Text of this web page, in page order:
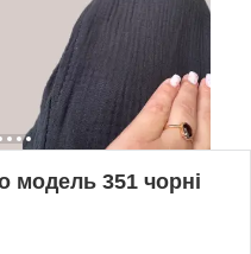
модель 351 чорні